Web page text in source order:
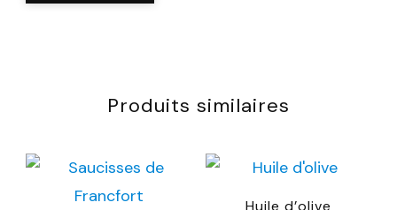
Produits similaires
Huile d’olive